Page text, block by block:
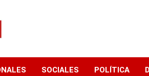
SOCIALES POLÍTICA